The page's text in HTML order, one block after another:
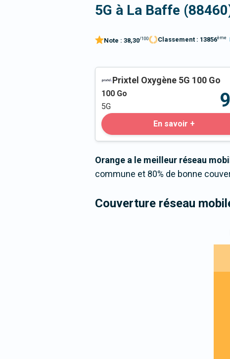
5G à La Baffe
Note : 38,30/100 Classement : 13856ème
Prixtel Oxygène 5G 100 Go
100 Go
5G
9
En savoir +
Orange a le meilleur réseau
commune et 80% de bonne
Couverture réseau